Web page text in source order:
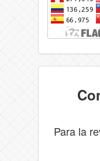
Para la